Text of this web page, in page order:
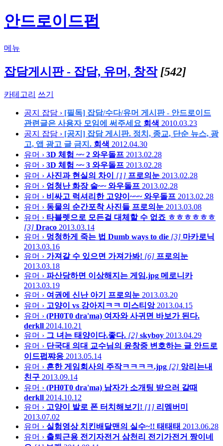
안드로이드펍
메뉴
잡담게시판 - 잡담, 유머, 창작 [542]
카테고리 쓰기
공지 잡담 › [필독] 잡담/수다/유머 게시판 - 안드로이드
관련글은 사용자 모임에 써주세요 회색 2010.03.23
공지
잡담 › [공지] 잡담 게시판. 정치, 종교, 단순 뉴스, 광
고, 앱 광고 글 금지. 회색 2012.04.30
유머 › 3D 체험 ~~ 2 와우돌프 2013.02.28
유머 › 3D 체험 ~~ 3 와우돌프 2013.02.28
유머 › 사진과 현실의 차이 [1] 프로의눈 2013.02.28
유머 › 엄청난 화장 술~~ 와우돌프 2013.02.28
유머 › 비싸고 럭셔리한 고양이~~~ 와우돌프 2013.02.28
유머 › 동물의 순간포착 사진들 프로의눈 2013.03.08
유머 › 타블렛으로 모든걸 대체할 수 없죠 ㅎㅎㅎㅎㅎㅎ
[3] Draco 2013.03.14
유머 › 멍청하게 죽는 법 Dumb ways to die [3] 마카로닉
2013.03.16
유머 › 가져갈 수 있으면 가져가봐! [6] 프로의눈
2013.03.18
유머 › 파산당하면 이상해지는 게임.jpg 메로니카
2013.03.19
유머 › 여권에 신난 아기 프로의눈 2013.03.20
유머 › 고양이 vs 강아지ㅋㅋ 미스티앙 2013.04.15
유머 › (PH0T0 dra'ma) 여자와 사귀면 바보가 된다.
derkll 2014.10.21
유머 › 그 녀는 태양이다.좋다. [2] skyboy 2013.04.29
유머 › 단국대 의대 교수님의 윤창중 변호하는 글 안드로
이드펍쨔응 2013.05.14
유머 › 흔한 게임회사의 주작ㅋㅋㅋㅋ.jpg [2] 앙리는내
친구 2013.09.14
유머 › (PH0T0 dra'ma) 남자가 소개팅 받으러 갈때
derkll 2014.10.12
유머 › 고양이 발로 폰 터치해보기! [1] 리멤버미
2013.07.02
유머 › 실험영상 치킨배달맨의 실수~!! 태태태 2013.06.28
유머 › 출퇴근용 전기자전거 삼천리 전기가전거 짱이네